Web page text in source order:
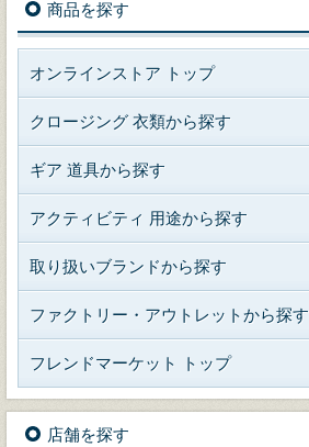
商品を探す
オンラインストア トップ
クロージング 衣類から探す
ギア 道具から探す
アクティビティ 用途から探す
取り扱いブランドから探す
ファクトリー・アウトレットから探す
フレンドマーケット トップ
店舗を探す